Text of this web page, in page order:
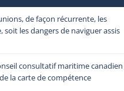
de façon récurrente, les
les dangers de naviguer assis
consultatif maritime canadien
la carte de compétence